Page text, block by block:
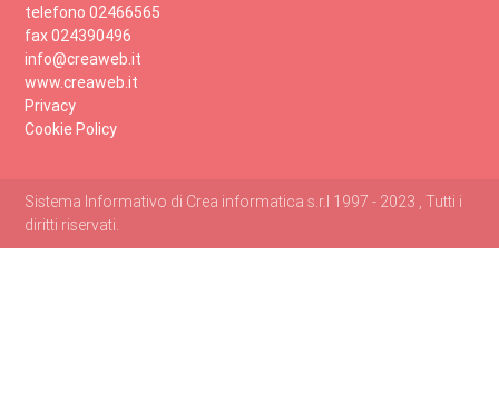
telefono 02466565
fax 024390496
info@creaweb.it
www.creaweb.it
Privacy
Cookie Policy
Sistema Informativo di Crea informatica s.r.l 1997 - 2023 , Tutti i
diritti riservati.